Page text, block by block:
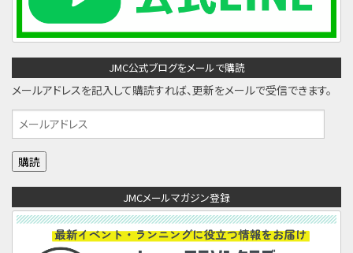
JMC公式ブログをメールで購読
メールアドレスを記入して購読すれば、更新をメールで受信できます。
メ
ー
ル
レ
JMCメールマガジン登録